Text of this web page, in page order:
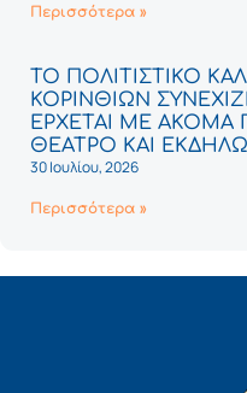
Περισσότερα »
ΤΟ ΠΟΛΙΤΙΣΤΙΚΟ
ΚΟΡΙΝΘΙΩΝ
ΕΡΧΕΤΑΙ ΜΕ ΑΚΟΜΑ
ΘΕΑΤΡΟ ΚΑΙ
30 Ιουλίου, 2026
Περισσότερα »